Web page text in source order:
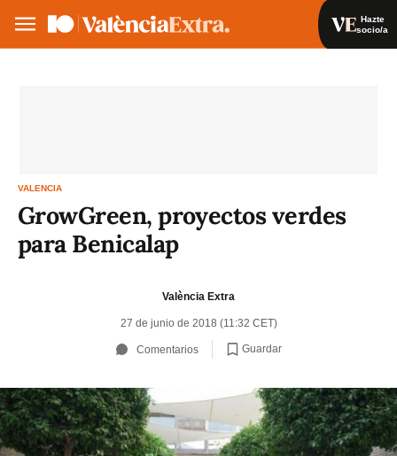
Hazte
socio/a
VALENCIA
GrowGreen, proyectos verdes
para Benicalap
València Extra
27 de junio de 2018 (11:32 CET)
Comentarios Guardar